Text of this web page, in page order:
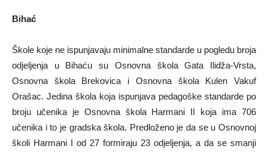
Bihać
Škole koje ne ispunjavaju minimalne standarde u pogledu broja
odjeljenja u Bihaću su Osnovna škola Gata Ilidža-Vrsta,
Osnovna škola Brekovica i Osnovna škola Kulen Vakuf
Orašac. Jedina škola koja ispunjava pedagoške standarde po
broju učenika je Osnovna škola Harmani II koja ima 706
učenika i to je gradska škola. Predloženo je da se u Osnovnoj
školi Harmani I od 27 formiraju 23 odjeljenja, a da se smanji